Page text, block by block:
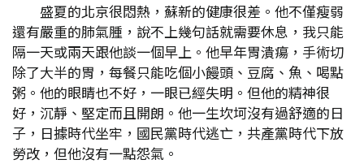
盛夏的北京很悶熱，蘇新的健康很差。他不僅瘦弱
還有嚴重的肺氣腫，說不上幾句話就需要休息，我只能
隔一天或兩天跟他談一個早上。他早年胃潰瘍，手術切
除了大半的胃，每餐只能吃個小饅頭、豆腐、魚、喝點
粥。他的眼睛也不好，一眼已經失明。但他的精神很
好，沉靜、堅定而且開朗。他一生坎坷沒有過舒適的日
子，日據時代坐牢，國民黨時代逃亡，共產黨時代下放
勞改，但他沒有一點怨氣。